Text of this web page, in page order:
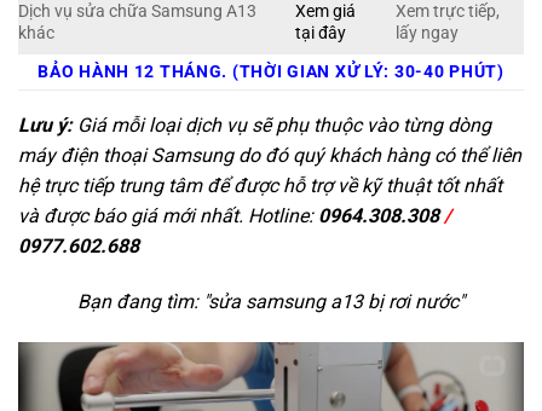
Dịch vụ sửa chữa Samsung A13
khác
Xem giá
tại đây
Xem trực tiếp,
lấy ngay
BẢO HÀNH 12 THÁNG. (THỜI GIAN XỬ LÝ: 30-40 PHÚT)
Lưu ý:Giá mỗi loại dịch vụ sẽ phụ thuộc vào từng dòng
máy điện thoại Samsung do đó quý khách hàng có thể liên
hệ trực tiếp trung tâm để được hỗ trợ về kỹ thuật tốt nhất
và được báo giá mới nhất. Hotline: 0964.308.308/
0977.602.688
Bạn đang tìm: "sửa samsung a13 bị rơi nước"